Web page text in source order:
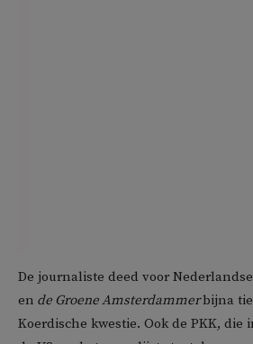
De journaliste deed voor
en de Groene Amsterdammerbijna
Koerdische kwestie. Ook de PKK, die